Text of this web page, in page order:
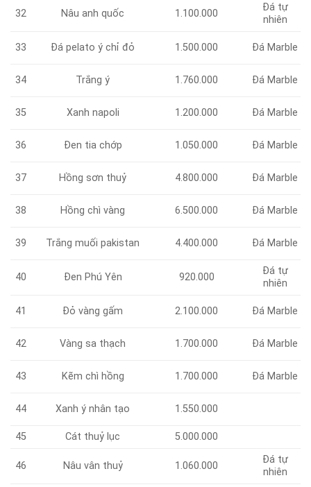
32 Nâu anh quốc 1.100.000
Đá tự
nhiên
33 Đá pelato ý chỉ đỏ 1.500.000 Đá Marble
34 Trắng ý 1.760.000 Đá Marble
35 Xanh napoli 1.200.000 Đá Marble
36 Đen tia chớp 1.050.000 Đá Marble
37 Hồng sơn thuỷ 4.800.000 Đá Marble
38 Hồng chì vàng 6.500.000 Đá Marble
39 Trắng muối pakistan 4.400.000 Đá Marble
40 Đen Phú Yên 920.000
Đá tự
nhiên
41 Đỏ vàng gấm 2.100.000 Đá Marble
42 Vàng sa thạch 1.700.000 Đá Marble
43 Kẽm chì hồng 1.700.000 Đá Marble
44 Xanh ý nhân tạo 1.550.000
45 Cát thuỷ lục 5.000.000
46 Nâu vân thuỷ 1.060.000
Đá tự
nhiên